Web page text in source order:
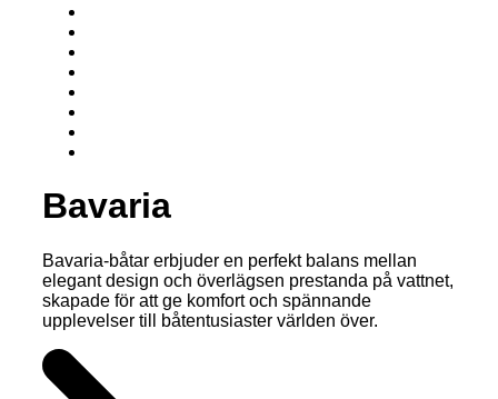
Bavaria
Bavaria-båtar erbjuder en perfekt balans mellan
elegant design och överlägsen prestanda på vattnet,
skapade för att ge komfort och spännande
upplevelser till båtentusiaster världen över.